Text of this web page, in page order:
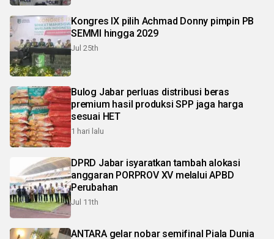
Kongres IX pilih Achmad Donny pimpin PB
SEMMI hingga 2029
Jul 25th
Bulog Jabar perluas distribusi beras
premium hasil produksi SPP jaga harga
sesuai HET
1 hari lalu
DPRD Jabar isyaratkan tambah alokasi
anggaran PORPROV XV melalui APBD
Perubahan
Jul 11th
ANTARA gelar nobar semifinal Piala Dunia